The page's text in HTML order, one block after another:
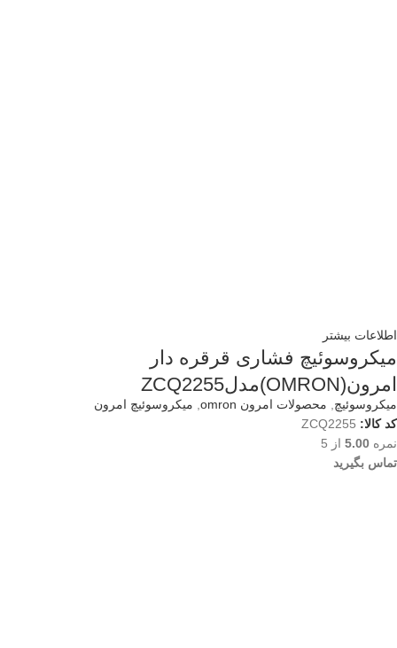
اطلاعات بیشتر
میکروسوئیچ فشاری قرقره دار
امرون(OMRON)مدلZCQ2255
میکروسوئیچ محصولات امرون omron
میکروسوئیچ امرون
کد کالا: ZCQ2255
نمره 5.00 از 5
تماس بگیرید